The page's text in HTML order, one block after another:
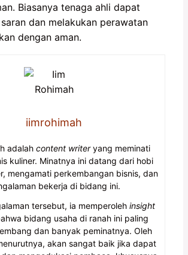
Biasanya tenaga ahli dapat
dan melakukan perawatan
dengan aman.
iimrohimah
adalah content writeryang meminati
kuliner. Minatnya ini datang dari hobi
mengamati perkembangan bisnis, dan
bekerja di bidang ini.
tersebut, ia memperoleh insight
bidang usaha di ranah ini paling
dan banyak peminatnya. Oleh
akan sangat baik jika dapat